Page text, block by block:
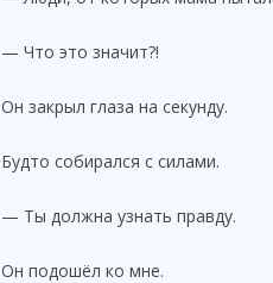
— Что это значит?!
Он закрыл глаза на секунду.
Будто собирался с силами.
— Ты должна узнать правду.
Он подошёл ко мне.